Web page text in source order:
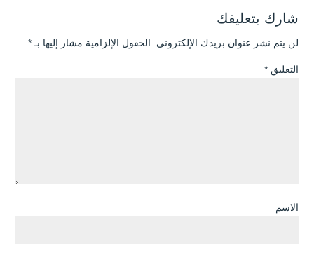
شارك بتعليقك
لن يتم نشر عنوان بريدك الإلكتروني. الحقول الإلزامية مشار إليها بـ *
التعليق *
الاسم